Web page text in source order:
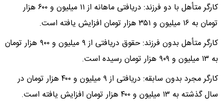
کارگر متأهل با دو فرزند: دریافتی ماهانه از ۱۱ میلیون و ۶۰۰ هزار
تومان به ۱۶ میلیون و ۳۵۱ هزار تومان افزایش یافته است.
کارگر متأهل بدون فرزند: حقوق دریافتی از ۹ میلیون و ۹۰۰ هزار تومان
به ۱۳ میلیون و ۹۰۹ هزار تومان رسیده است.
کارگر مجرد بدون سابقه: دریافتی از ۹ میلیون و ۴۰۰ هزار تومان در
سال گذشته به ۱۳ میلیون و ۴۰۰ هزار تومان افزایش یافته است.